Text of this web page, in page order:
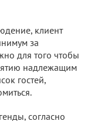
клиент
за
для того чтобы
надлежащим
гостей,
согласно